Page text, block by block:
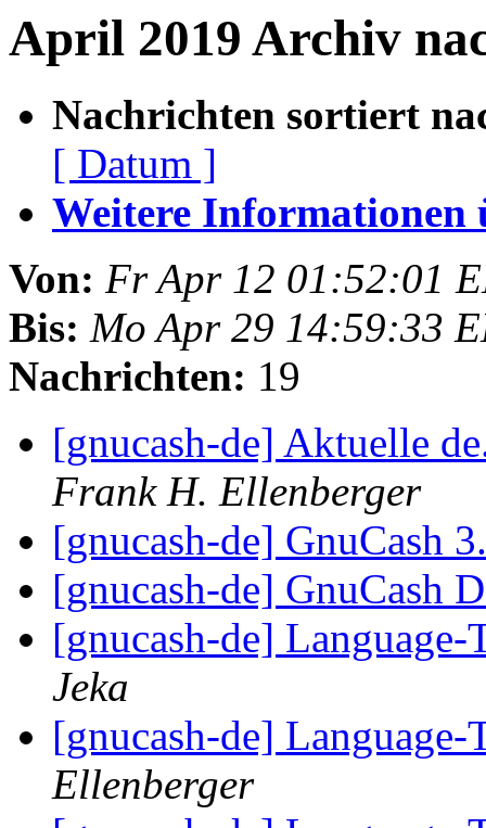
April 2019 Archiv
Nachrichten sortiert
[ Datum ]
Weitere Informationen
Von: Fr Apr 12 01:52:01
Bis: Mo Apr 29 14:59:33
Nachrichten: 19
[gnucash-de] Aktuelle
Frank H. Ellenberger
[gnucash-de] GnuCash
[gnucash-de] GnuCash
[gnucash-de]
Jeka
[gnucash-de]
Ellenberger